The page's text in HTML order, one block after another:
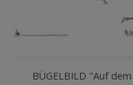
BÜGELBILD "Auf dem